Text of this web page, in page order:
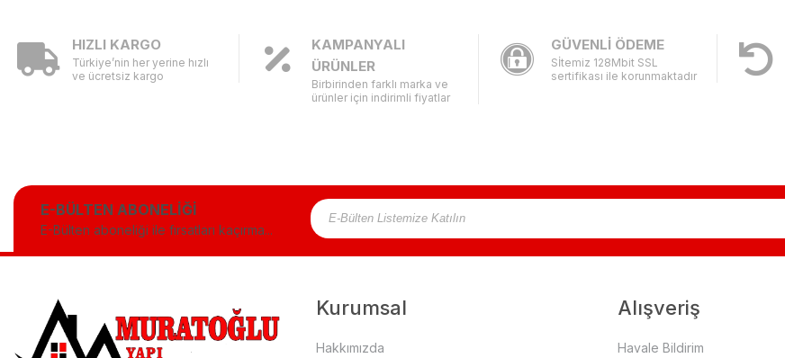
HIZLI KARGO
Türkiye’nin her yerine hızlı
ve ücretsiz kargo
KAMPANYALI
ÜRÜNLER
Birbirinden farklı marka ve
ürünler için indirimli fiyatlar
GÜVENLİ ÖDEME
Sİtemiz 128Mbit SSL
sertifikası ile korunmaktadır
E-BÜLTEN ABONELİĞİ
E-Bülten aboneliği ile fırsatları kaçırma...
Kurumsal
Hakkımızda
Alışveriş
Havale Bildirim